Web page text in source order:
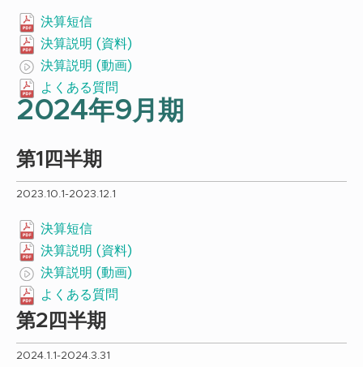
決算短信
決算説明 (資料)
決算説明 (動画)
よくある質問
2024年9月期
第1四半期
2023.10.1-2023.12.1
決算短信
決算説明 (資料)
決算説明 (動画)
よくある質問
第2四半期
2024.1.1-2024.3.31